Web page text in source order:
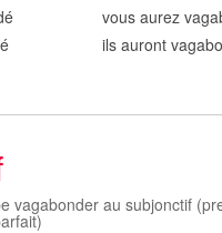
é
é
vous aurez
ils auront
vagabonder au subjonctif